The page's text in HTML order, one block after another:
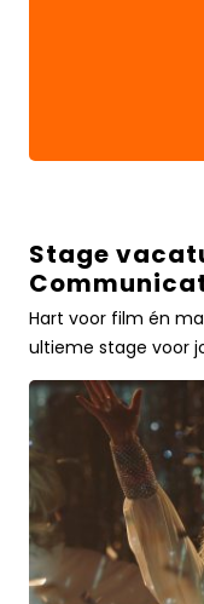
Stage
vacature
>
Marketing
Communicatie
Slieker
2026Lees
meer
over
Stage
Hart voor film én
ultieme stage voor